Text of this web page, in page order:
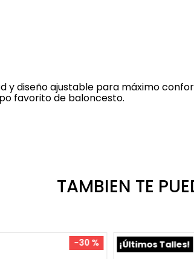
y diseño ajustable para máximo
favorito de baloncesto.
TAMBIEN TE
-30 % ¡Últimos Talles!